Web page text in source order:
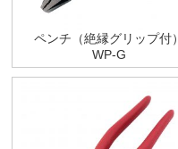
ペンチ（絶縁グリップ付）
WP-G